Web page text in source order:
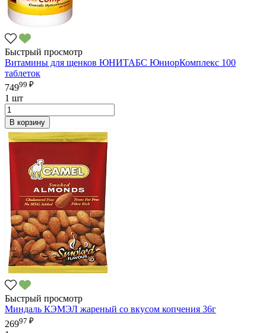
Быстрый просмотр
Витамины для щенков ЮНИТАБС ЮниорКомплекс 100
таблеток
74999 ₽
1 шт
В корзину
Быстрый просмотр
Миндаль КЭМЭЛ жареный со вкусом копчения 36г
26997 ₽